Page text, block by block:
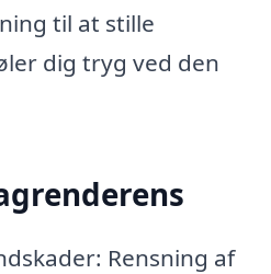
til at stille
dig tryg ved den
Rensning af